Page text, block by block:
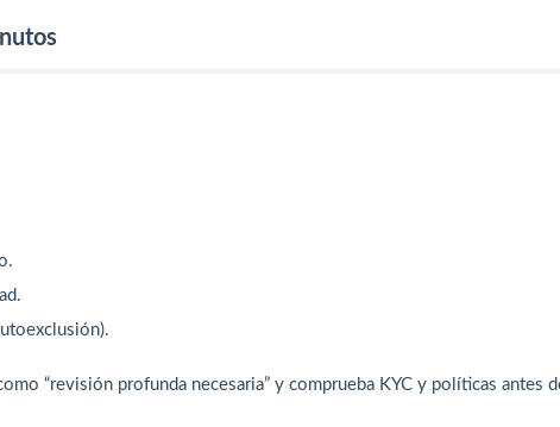
“revisión profunda necesaria” y comprueba KYC y políticas antes